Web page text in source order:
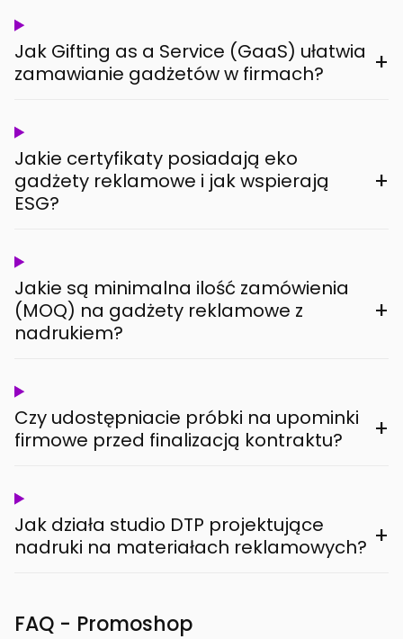
Jak Gifting as a Service (GaaS) ułatwia
zamawianie gadżetów w firmach?
+
Jakie certyfikaty posiadają eko
gadżety reklamowe i jak wspierają
ESG?
+
Jakie są minimalna ilość zamówienia
(MOQ) na gadżety reklamowe z
nadrukiem?
+
Czy udostępniacie próbki na upominki
firmowe przed finalizacją kontraktu?
+
Jak działa studio DTP projektujące
nadruki na materiałach reklamowych? +
FAQ - Promoshop